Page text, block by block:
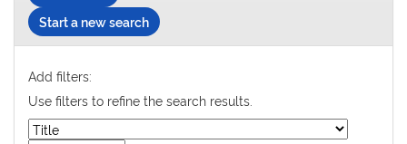
Start a new search
Add filters:
Use filters to refine the search results.